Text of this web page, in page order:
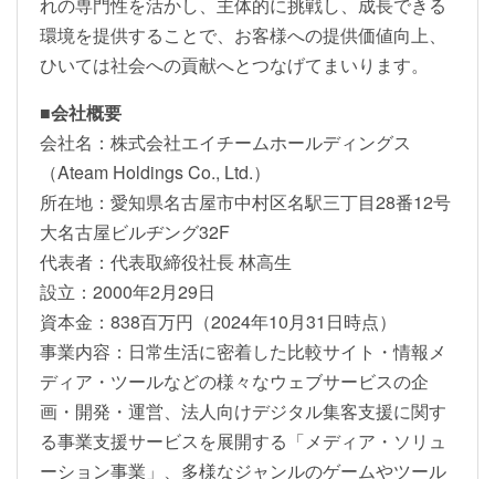
環境を提供することで、お客様への提供価値向上、
ひいては社会への貢献へとつなげてまいります。
■会社概要
会社名：株式会社エイチームホールディングス
（Ateam Holdings Co., Ltd.）
所在地：愛知県名古屋市中村区名駅三丁目28番12号
大名古屋ビルヂング32F
代表者：代表取締役社長 林高生
設立：2000年2月29日
資本金：838百万円（2024年10月31日時点）
事業内容：日常生活に密着した比較サイト・情報メ
ディア・ツールなどの様々なウェブサービスの企
画・開発・運営、法人向けデジタル集客支援に関す
る事業支援サービスを展開する「メディア・ソリュ
ーション事業」、多様なジャンルのゲームやツール